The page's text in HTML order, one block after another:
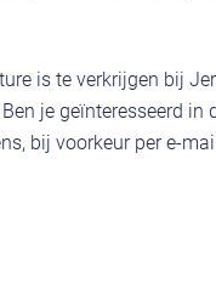
is te verkrijgen bij
je geïnteresseerd in
bij voorkeur per e-